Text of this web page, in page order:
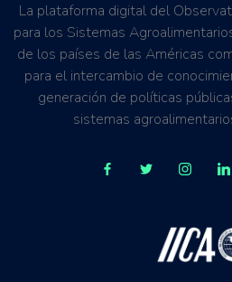
La plataforma digital del
para los Sistemas
de los países de las Américas
para el intercambio de
generación de políticas
sistemas